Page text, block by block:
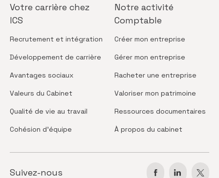
Votre carrière chez
ICS
Recrutement et intégration
Développement de carrière
Avantages sociaux
Valeurs du Cabinet
Qualité de vie au travail
Cohésion d’équipe
Notre activité
Comptable
Créer mon entreprise
Gérer mon entreprise
Racheter une entreprise
Valoriser mon patrimoine
Ressources documentaires
À propos du cabinet
Suivez-nous